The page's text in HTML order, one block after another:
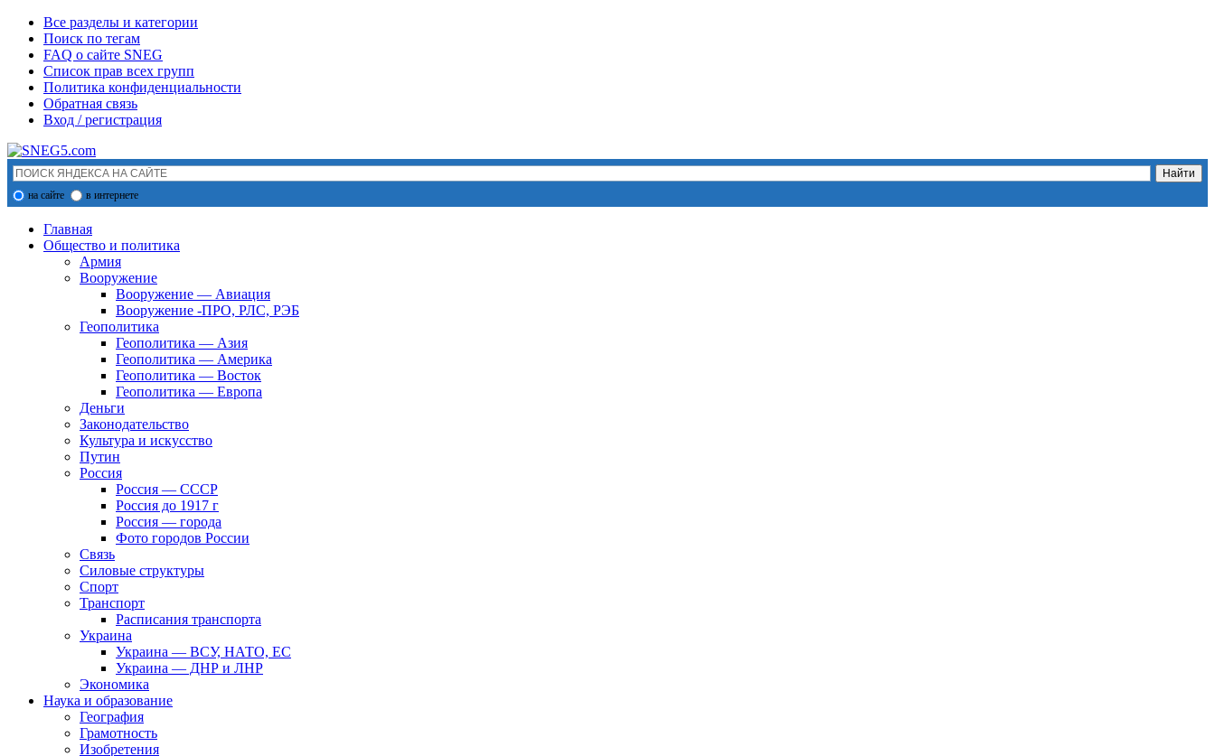
Все разделы и категории
Поиск по тегам
FAQ о сайте SNEG
Список прав всех групп
Политика конфиденциальности
Обратная связь
Вход / регистрация
на сайте в интернете
Главная
Общество и политика
Армия
Вооружение
Вооружение — Авиация
Вооружение -ПРО, РЛС, РЭБ
Геополитика
Геополитика — Азия
Геополитика — Америка
Геополитика — Восток
Геополитика — Европа
Деньги
Законодательство
Культура и искусство
Путин
Россия
Россия — СССР
Россия до 1917 г
Россия — города
Фото городов России
Связь
Силовые структуры
Спорт
Транспорт
Расписания транспорта
Украина
Украина — ВСУ, НАТО, ЕС
Украина — ДНР и ЛНР
Экономика
Наука и образование
География
Грамотность
Изобретения